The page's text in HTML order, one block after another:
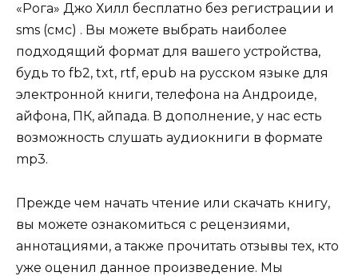
«Рога» Джо Хилл бесплатно без регистрации и
sms (смс) . Вы можете выбрать наиболее
подходящий формат для вашего устройства,
будь то fb2, txt, rtf, epub на русском языке для
электронной книги, телефона на Андроиде,
айфона, ПК, айпада. В дополнение, у нас есть
возможность слушать аудиокниги в формате
mp3.
Прежде чем начать чтение или скачать книгу,
вы можете ознакомиться с рецензиями,
аннотациями, а также прочитать отзывы тех, кто
уже оценил данное произведение. Мы